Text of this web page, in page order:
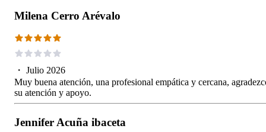
Milena Cerro Arévalo
・ Julio 2026
Muy buena atención, una profesional empática y cercana,
su atención y apoyo.
Jennifer Acuña ibaceta